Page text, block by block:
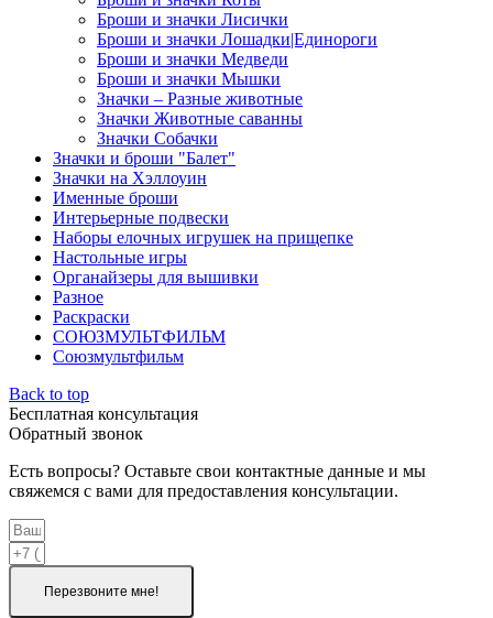
Броши и значки Лисички
Броши и значки Лошадки|Единороги
Броши и значки Медведи
Броши и значки Мышки
Значки – Разные животные
Значки Животные саванны
Значки Собачки
Значки и броши "Балет"
Значки на Хэллоуин
Именные броши
Интерьерные подвески
Наборы елочных игрушек на прищепке
Настольные игры
Органайзеры для вышивки
Разное
Раскраски
СОЮЗМУЛЬТФИЛЬМ
Союзмультфильм
Back to top
Бесплатная консультация
Обратный звонок
Есть вопросы? Оставьте свои контактные данные и мы
свяжемся с вами для предоставления консультации.
Перезвоните мне!